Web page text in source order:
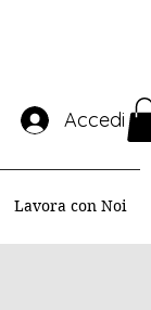
Accedi
Lavora con Noi